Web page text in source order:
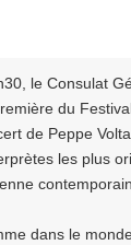
le Consulat
du
de Peppe
les plus
dans le